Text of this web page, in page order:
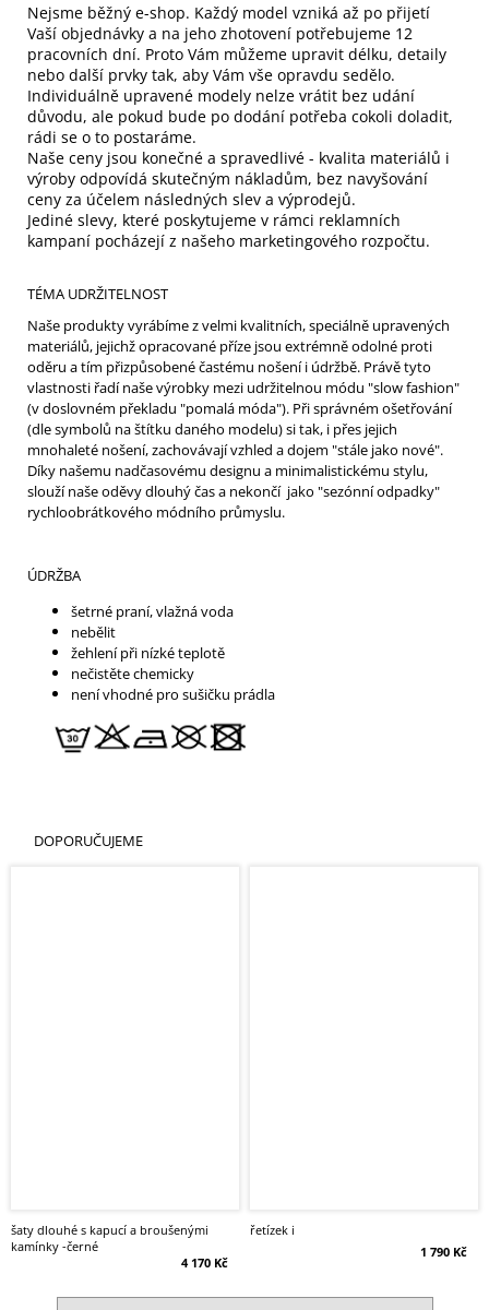
Nejsme běžný e-shop. Každý model vzniká až po přijetí
Vaší objednávky a na jeho zhotovení potřebujeme 12
pracovních dní. Proto Vám můžeme upravit délku, detaily
nebo další prvky tak, aby Vám vše opravdu sedělo.
Individuálně upravené modely nelze vrátit bez udání
důvodu, ale pokud bude po dodání potřeba cokoli doladit,
rádi se o to postaráme.
Naše ceny jsou konečné a spravedlivé - kvalita materiálů i
výroby odpovídá skutečným nákladům, bez navyšování
ceny za účelem následných slev a výprodejů.
Jediné slevy, které poskytujeme v rámci reklamních
kampaní pocházejí z našeho marketingového rozpočtu.
TÉMA UDRŽITELNOST
Naše produkty vyrábíme z velmi kvalitních, speciálně upravených
materiálů, jejichž opracované příze jsou extrémně odolné proti
oděru a tím přizpůsobené častému nošení i údržbě. Právě tyto
vlastnosti řadí naše výrobky mezi udržitelnou módu "slow fashion"
(v doslovném překladu "pomalá móda"). Při správném ošetřování
(dle symbolů na štítku daného modelu) si tak, i přes jejich
mnohaleté nošení, zachovávají vzhled a dojem "stále jako nové".
Díky našemu nadčasovému designu a minimalistickému stylu,
slouží naše oděvy dlouhý čas a nekončí jako "sezónní odpadky"
rychloobrátkového módního průmyslu.
ÚDRŽBA
šetrné praní, vlažná voda
nebělit
žehlení při nízké teplotě
nečistěte chemicky
není vhodné pro sušičku prádla
DOPORUČUJEME
šaty dlouhé s kapucí a broušenými
kamínky -černé
4 170 Kč
řetízek i
1 790 Kč